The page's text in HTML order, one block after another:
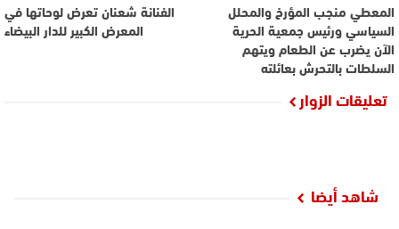
المعطي منجب المؤرخ والمحلل
السياسي ورئيس جمعية الحرية
الآن يضرب عن الطعام ويتهم
السلطات بالتحرش بعائلته
الفنانة شعنان تعرض لوحاتها في
المعرض الكبير للدار البيضاء
تعليقات الزوار
شاهد أيضا